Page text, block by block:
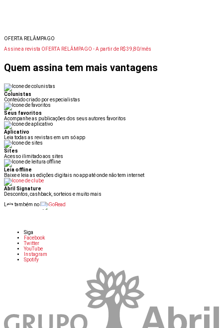
OFERTA RELÂMPAGO
Assine a revista OFERTA RELÂMPAGO -A partir de R$ 39,80/mês
Quem assina tem mais vantagens
Colunistas
Conteúdo criado por especialistas
Seus favoritos
Acompanhe as publicações dos seus autores favoritos
Aplicativo
Leia todas as revistas em um só app
Sites
Acesso ilimitado aos sites
Leia offline
Baixe e leia as edições digitais no app até onde não tem internet
Abril Signature
Descontos, cashback, sorteios e muito mais
Leia também no
Siga
Facebook
Twitter
YouTube
Instagram
Spotify